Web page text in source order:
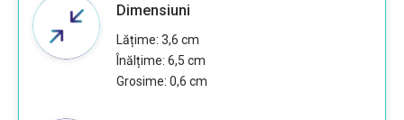
Dimensiuni
Lățime: 3,6 cm
Înălțime: 6,5 cm
Grosime: 0,6 cm